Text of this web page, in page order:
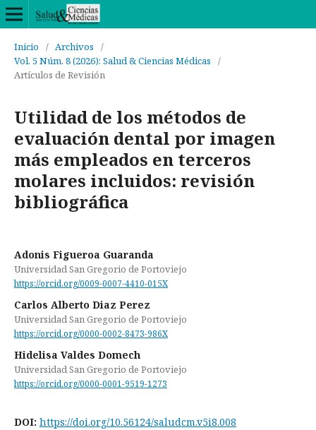
Inicio / Archivos
/
Vol. 5 Núm. 8 (2026): Salud & Ciencias Médicas
/
Artículos de Revisión
Utilidad de los métodos de
evaluación dental por imagen
más empleados en terceros
molares incluidos: revisión
bibliográfica
Adonis Figueroa Guaranda
Universidad San Gregorio de Portoviejo
https://orcid.org/0009-0007-4410-015X
Carlos Alberto Diaz Perez
Universidad San Gregorio de Portoviejo
https://orcid.org/0000-0002-8473-986X
Hidelisa Valdes Domech
Universidad San Gregorio de Portoviejo
https://orcid.org/0000-0001-9519-1273
DOI: https://doi.org/10.56124/saludcm.v5i8.008